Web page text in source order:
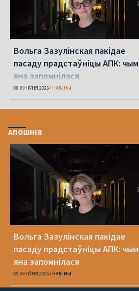
Вольга Зазулінская пакідае
пасаду прадстаўніцы АПК: чым
яна запомнілася
09 ЖНІЎНЯ 2026 НАВІНЫ
АПОШНІЯ
Вольга Зазулінская пакідае
пасаду прадстаўніцы АПК: чым
яна запомнілася
09 ЖНІЎНЯ 2026 НАВІНЫ